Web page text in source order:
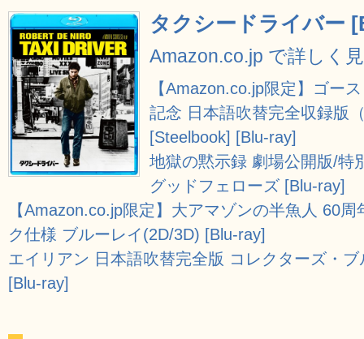
タクシードライバー
Amazon.co.jp で詳しく
【Amazon.co.jp限定】ゴー
記念 日本語吹替完全収録版
[Steelbook] [Blu-ray]
地獄の黙示録 劇場公開版/特
グッドフェローズ [Blu-ray]
【Amazon.co.jp限定】大アマゾンの半魚人 60
ク仕様 ブルーレイ(2D/3D) [Blu-ray]
エイリアン 日本語吹替完全版 コレクターズ・
[Blu-ray]